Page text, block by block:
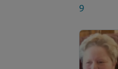
9